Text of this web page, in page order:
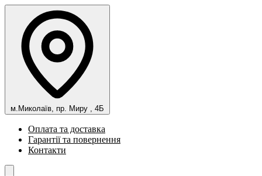
м.Миколаїв, пр. Миру , 4Б
Оплата та доставка
Гарантії та повернення
Контакти